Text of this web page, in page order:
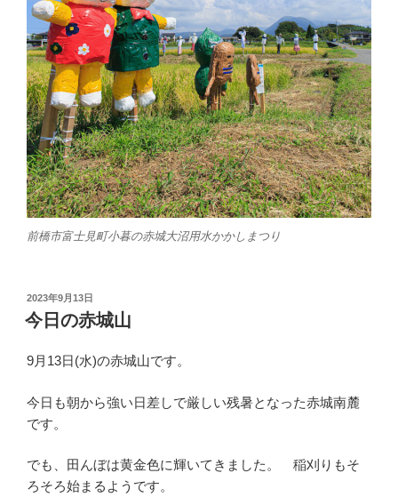
前橋市富士見町小暮の赤城大沼用水かかしまつり
投
稿
日:
2023年9月13日
今日の赤城山
9月13日(水)の赤城山です。
今日も朝から強い日差しで厳しい残暑となった赤城南麓
です。
でも、田んぼは黄金色に輝いてきました。 稲刈りもそ
ろそろ始まるようです。